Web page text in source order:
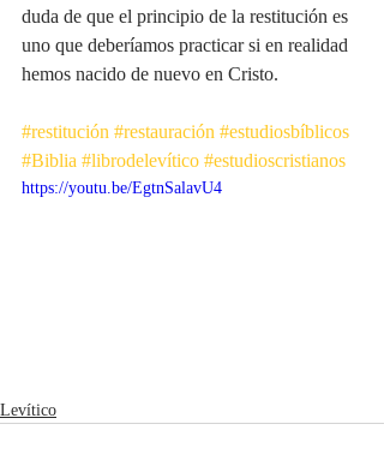
duda de que el principio de la restitución es
uno que deberíamos practicar si en realidad
hemos nacido de nuevo en Cristo.
#restitución #restauración #estudiosbíblicos
#Biblia #librodelevítico #estudioscristianos
https://youtu.be/EgtnSalavU4
Levítico